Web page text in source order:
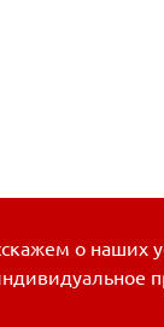
о наших